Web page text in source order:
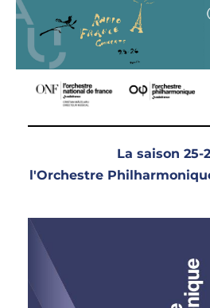
La saison 25-
l'Orchestre